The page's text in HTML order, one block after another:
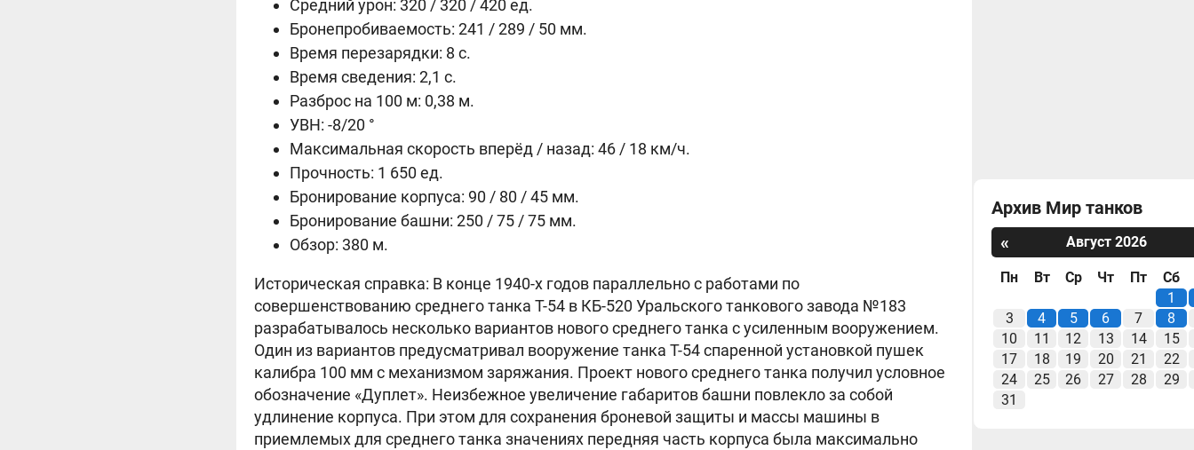
Средний урон: 320 / 320 / 420 ед.
Бронепробиваемость: 241 / 289 / 50 мм.
Время перезарядки: 8 с.
Время сведения: 2,1 с.
Разброс на 100 м: 0,38 м.
УВН: -8/20 °
Максимальная скорость вперёд / назад: 46 / 18 км/ч.
Прочность: 1 650 ед.
Бронирование корпуса: 90 / 80 / 45 мм.
Бронирование башни: 250 / 75 / 75 мм.
Обзор: 380 м.
Историческая справка: В конце 1940-х годов параллельно с работами по
совершенствованию среднего танка Т-54 в КБ-520 Уральского танкового завода №183
разрабатывалось несколько вариантов нового среднего танка с усиленным вооружением.
Один из вариантов предусматривал вооружение танка Т-54 спаренной установкой пушек
калибра 100 мм с механизмом заряжания. Проект нового среднего танка получил условное
обозначение «Дуплет». Неизбежное увеличение габаритов башни повлекло за собой
удлинение корпуса. При этом для сохранения броневой защиты и массы машины в
приемлемых для среднего танка значениях передняя часть корпуса была максимально
Архив Мир танков
«
Август 2026
Пн Вт Ср Чт Пт
Сб
1
3
4 5 6 7
8
10
11 12 13 14
15
17
18 19 20 21
22
24
25 26 27 28
29
31